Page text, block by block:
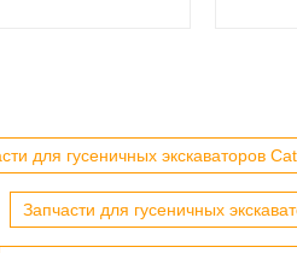
для гусеничных экскаваторов
Запчасти для гусеничных